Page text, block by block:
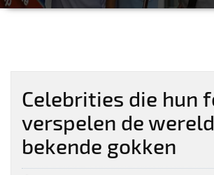
Celebrities die hun
verspelen de
bekende gokken